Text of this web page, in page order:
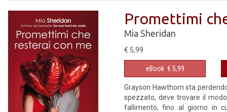
Promettimi
Mia Sheridan
€ 5,99
eBook € 5,99
Grayson Hawthorn sta
spezzato, deve trovare il
fallimento, fino al giorno in